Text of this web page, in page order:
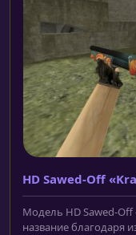
HD Sawed-Off
Модель HD Sawed-Off
название благодаря